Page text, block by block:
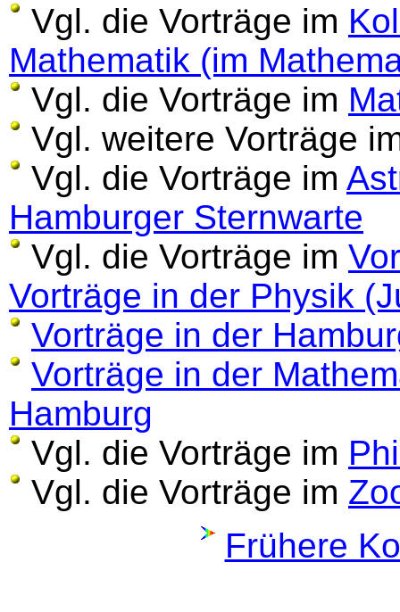
Vgl. die Vorträge im
Mathematik (im
Vgl. die Vorträge im
Vgl. weitere Vorträge
Vgl. die Vorträge im
Hamburger Sternwarte
Vgl. die Vorträge im
Vorträge in der Physik
Vorträge in der
Vorträge in der
Hamburg
Vgl. die Vorträge im
Vgl. die Vorträge im
Frühere